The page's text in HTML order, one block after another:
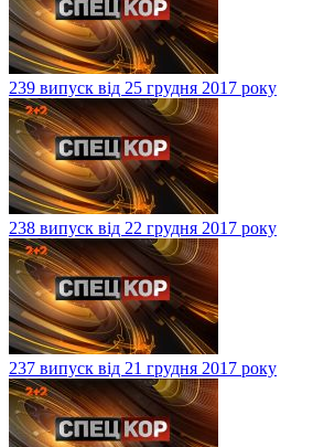
239 випуск від 25 грудня 2017 року
238 випуск від 22 грудня 2017 року
237 випуск від 21 грудня 2017 року